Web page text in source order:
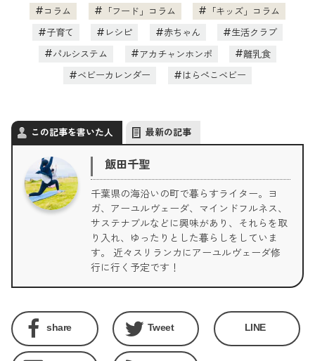
コラム 「フード」コラム
「キッズ」コラム
子育て
レシピ 赤ちゃん
生活クラブ
パルシステム
アカチャンホンポ
離乳食
ベビーカレンダー
はらぺこベビー
この記事を書いた人 最新の記事
飯田千聖
千葉県の海沿いの町で暮らすライター。ヨ
ガ、アーユルヴェーダ、マインドフルネス、
サステナブルなどに興味があり、それらを取
り入れ、ゆったりとした暮らしをしていま
す。 近々スリランカにアーユルヴェーダ修
行に行く予定です！
share Tweet LINE